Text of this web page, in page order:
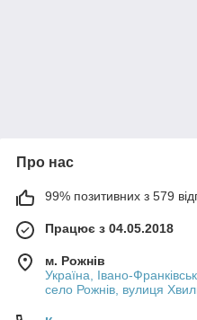
Про нас
99% позитивних з 579
Працює з 04.05.2018
м. Рожнів
Україна, Івано-
село Рожнів, вулиця